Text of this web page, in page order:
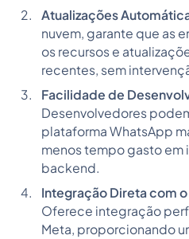
Atualizações
nuvem, garante que as
os recursos e
recentes, sem
Facilidade de
Desenvolvedores
plataforma WhatsApp
menos tempo gasto em
backend.
Integração Direta com
Oferece integração
Meta, proporcionando